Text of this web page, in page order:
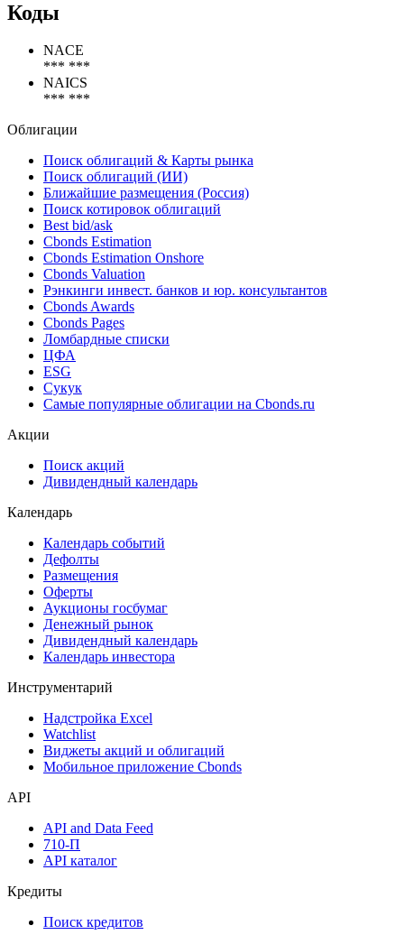
Федеральный резервный банк Нью-Йорка
Коды
*** ***
*** ***
Облигации
Поиск облигаций & Карты рынка
Поиск облигаций (ИИ)
Ближайшие размещения (Россия)
Поиск котировок облигаций
Best bid/ask
Cbonds Estimation
Cbonds Estimation Onshore
Cbonds Valuation
Рэнкинги инвест. банков и юр. консультантов
Cbonds Awards
Cbonds Pages
Ломбардные списки
ESG
Самые популярные облигации на Cbonds.ru
Дивидендный календарь
Календарь
Календарь событий
Дефолты
Размещения
Оферты
Денежный рынок
Календарь инвестора
Инструментарий
Мобильное приложение Cbonds
API
API and Data Feed
API каталог